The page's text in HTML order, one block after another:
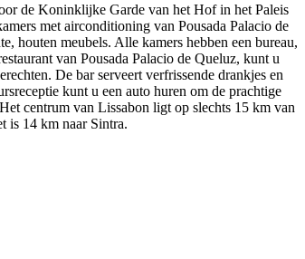
de Koninklijke Garde van het Hof in het Paleis
met airconditioning van Pousada Palacio de
houten meubels. Alle kamers hebben een bureau,
van Pousada Palacio de Queluz, kunt u
De bar serveert verfrissende drankjes en
kunt u een auto huren om de prachtige
centrum van Lissabon ligt op slechts 15 km van
is 14 km naar Sintra.